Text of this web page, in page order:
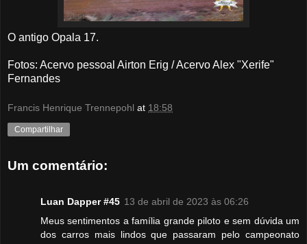
O antigo Opala 17.
Fotos: Acervo pessoal Airton Erig / Acervo Alex "Xerife"
Fernandes
Francis Henrique Trennepohl at 18:58
Compartilhar
Um comentário:
Luan Dapper #45 13 de abril de 2023 às 06:26
Meus sentimentos a família grande piloto e sem dúvida um
dos carros mais lindos que passaram pelo campeonato